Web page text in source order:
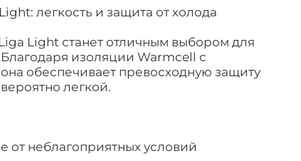
легкость и защита от холода
Light станет отличным выбором для
изоляции Warmcell с
обеспечивает превосходную защиту
легкой.
от неблагоприятных условий